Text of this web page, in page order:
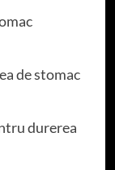
de stomac
durerea